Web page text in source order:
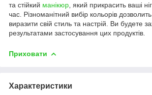
та стійкий манікюр , який прикрасить ваші
час. Різноманітний вибір кольорів
виразити свій стиль та настрій. Ви будете
результатами застосування цих продуктів.
Приховати
Характеристики